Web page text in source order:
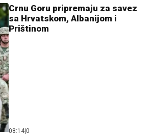
Crnu Goru pripremaju za savez
sa Hrvatskom, Albanijom i
Prištinom
08:14 0